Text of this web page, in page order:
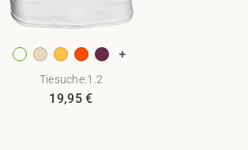
Tiesuche.1.2
19,95€